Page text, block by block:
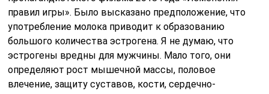
правил игры». Было высказано предположение, что
употребление молока приводит к образованию
большого количества эстрогена. Я не думаю, что
эстрогены вредны для мужчины. Мало того, они
определяют рост мышечной массы, половое
влечение, защиту суставов, кости, сердечно-